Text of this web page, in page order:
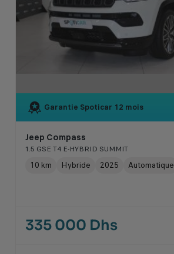
Garantie Spoticar 12 mois
Jeep Compass
1.5 GSE T4 E-HYBRID SUMMIT
10 km Hybride 2025 Automatique
335 000 Dhs